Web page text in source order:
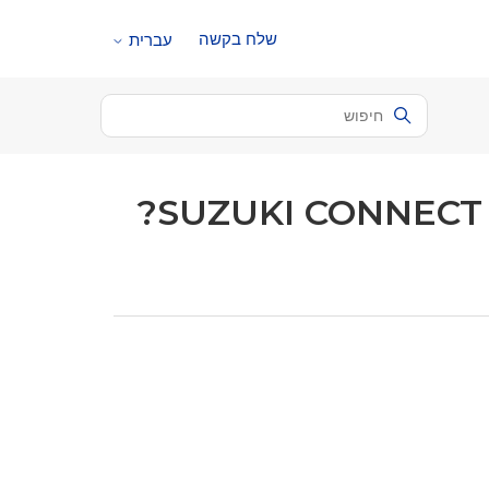
שלח בקשה עברית